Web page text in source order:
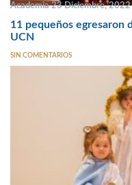
Academia 23 Diciembre, 2022
11 pequeños egresaron
UCN
SIN COMENTARIOS